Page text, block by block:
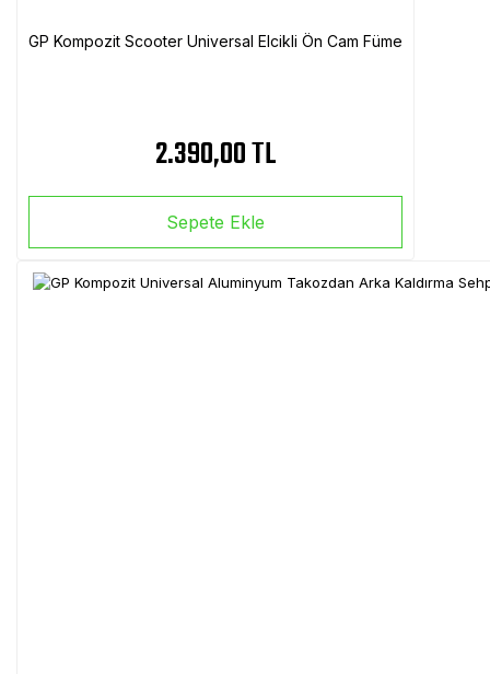
GP Kompozit Scooter Universal Elcikli Ön Cam Füme
2.390,00 TL
Sepete Ekle